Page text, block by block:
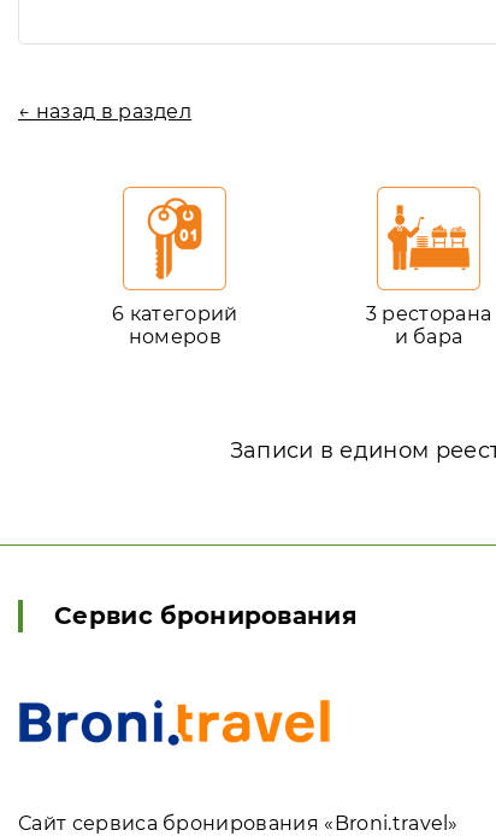
← назад в раздел
6 категорий
номеров
3 ресторана
и бара
Записи в едином
Сервис бронирования
Сайт сервиса бронирования «Broni.travel»